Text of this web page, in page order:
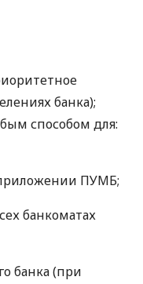
банка);
способом для:
ПУМБ;
банкоматах
банка (при